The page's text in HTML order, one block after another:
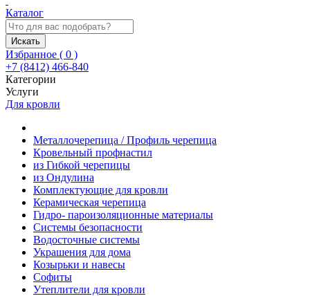
Каталог
Искать
Избранное ( 0 )
+7 (8412) 466-840
Категории
Услуги
Для кровли
Металлочерепица / Профиль черепица
Кровельный профнастил
из Гибкой черепицы
из Ондулина
Комплектующие для кровли
Керамическая черепица
Гидро- пароизоляционные материалы
Системы безопасности
Водосточные системы
Украшения для дома
Козырьки и навесы
Софиты
Утеплители для кровли